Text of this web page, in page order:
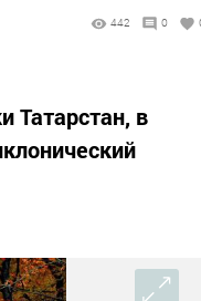
442 0
Татарстан, в